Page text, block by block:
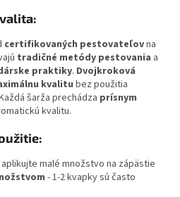
certifikovaných pestovateľovna
tradičné metódy pestovania a
praktiky. Dvojkroková
kvalitu bez použitia
šarža prechádza prísnym
kvalitu.
aplikujte malé množstvo na zápästie
- 1-2 kvapky sú často